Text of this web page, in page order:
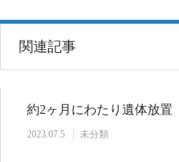
関連記事
約2ヶ月にわたり遺体放置
2023.07.5 未分類